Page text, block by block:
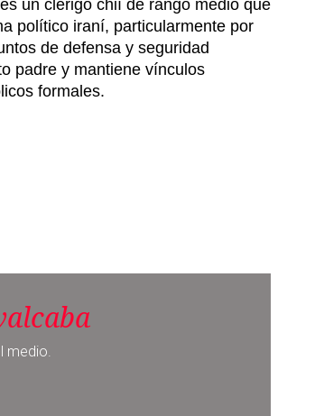
un clérigo chií de rango medio que
político iraní, particularmente por
de defensa y seguridad
padre y mantiene vínculos
formales.
medio.